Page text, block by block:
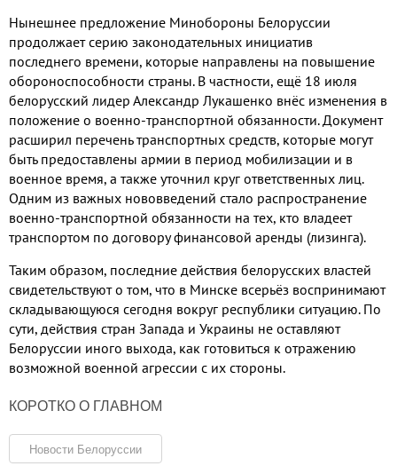
Нынешнее предложение Минобороны Белоруссии
продолжает серию законодательных инициатив
последнего времени, которые направлены на повышение
обороноспособности страны. В частности, ещё 18 июля
белорусский лидер Александр Лукашенко внёс изменения в
положение о военно-транспортной обязанности. Документ
расширил перечень транспортных средств, которые могут
быть предоставлены армии в период мобилизации и в
военное время, а также уточнил круг ответственных лиц.
Одним из важных нововведений стало распространение
военно-транспортной обязанности на тех, кто владеет
транспортом по договору финансовой аренды (лизинга).
Таким образом, последние действия белорусских властей
свидетельствуют о том, что в Минске всерьёз воспринимают
складывающуюся сегодня вокруг республики ситуацию. По
сути, действия стран Запада и Украины не оставляют
Белоруссии иного выхода, как готовиться к отражению
возможной военной агрессии с их стороны.
КОРОТКО О ГЛАВНОМ
Новости Белоруссии